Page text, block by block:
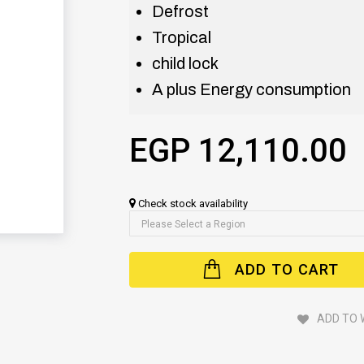
Defrost
Tropical
child lock
A plus Energy consumption
EGP 12,110.00
Check stock availability
ADD TO CART
ADD TO